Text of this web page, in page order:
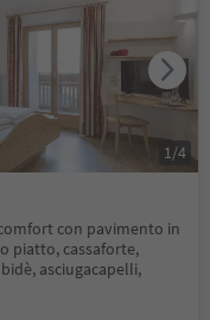
con pavimento in
piatto, cassaforte,
asciugacapelli,
1/4